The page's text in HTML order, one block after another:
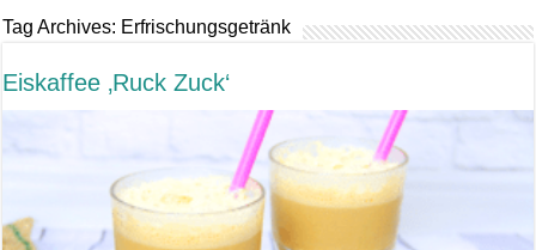
Tag Archives: Erfrischungsgetränk
Eiskaffee ‚Ruck Zuck‘